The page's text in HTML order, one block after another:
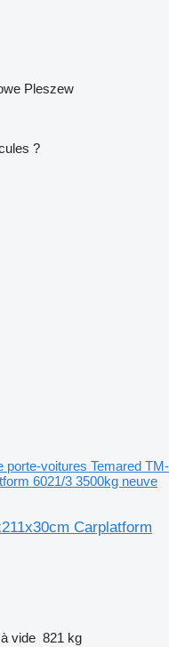
Pleszew
?
porte-voitures Temared TM-
6021/3 3500kg neuve
Carplatform
vide 821 kg